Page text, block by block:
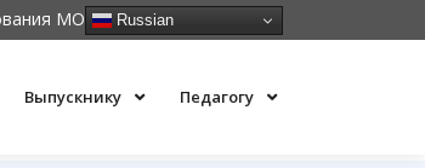
МО Russian
Выпускнику Педагогу